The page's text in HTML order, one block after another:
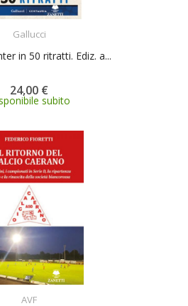
Gallucci
in 50 ritratti. Ediz. a...
24,00 €
subito
AVF